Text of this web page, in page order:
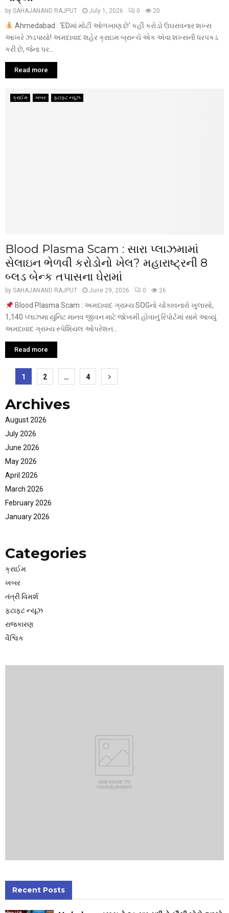
by SAHAJANAND RAJPUT July 1, 2026 0 20
Ahmedabad : ‘EDમાં મોટી ઓળખાણ છે’ કહી કરોડો ઉઘરાવનાર શખ્સ
આખરે ઝડપાયો! અમદાવાદ શહેર ક્રાઇમ બ્રાન્ચે એક એવા શખ્સની ધરપકડ
કરી છે, જેના પર...
Read more
ક્રાઈમ ખબર ફટાફટ ન્યૂઝ
Blood Plasma Scam : સારા પ્લાઝમામાં
સેલાઇન ભેળવી કરોડોનો ખેલ? મહારાષ્ટ્રની 8
બ્લડ બેન્ક તપાસના ઘેરામાં
by SAHAJANAND RAJPUT June 29, 2026 0 26
Blood Plasma Scam : અમદાવાદ ગ્રામ્ય SOGનો ચોંકાવનારો ખુલાસો,
1,140 પ્લાઝમા યુનિટ માનવ જીવન માટે જોખમી હોવાનું રિપોર્ટમાં સામે આવ્યું
અમદાવાદ ગ્રામ્ય સ્પેશિયલ ઓપરેશન...
Read more
Posts
pagination
1 2 … 4
Archives
August 2026
July 2026
June 2026
May 2026
April 2026
March 2026
February 2026
January 2026
Categories
ક્રાઈમ
ખબર
તંત્રી વિમર્શ
ફટાફટ ન્યૂઝ
રાજકારણ
વૈશ્વિક
Recent Posts